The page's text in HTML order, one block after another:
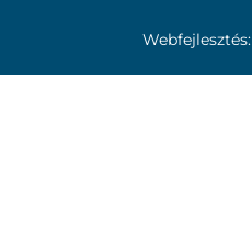
Webfejlesztés: